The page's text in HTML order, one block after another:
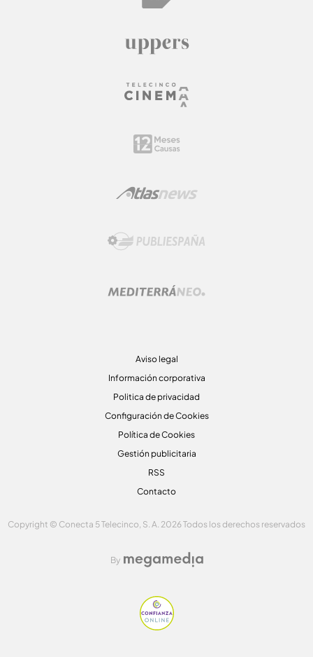
Aviso legal
Información corporativa
Politica de privacidad
Configuración de Cookies
Política de Cookies
Gestión publicitaria
RSS
Contacto
Copyright © Conecta 5 Telecinco, S. A. 2026 Todos los derechos reservados
By